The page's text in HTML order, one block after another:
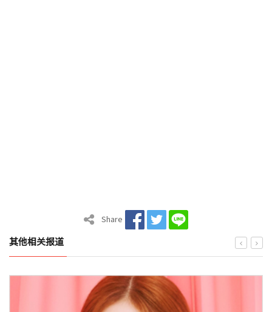
Share
其他相关报道